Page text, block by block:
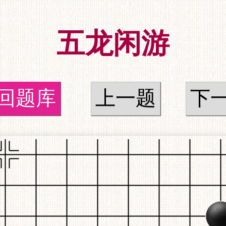
五龙闲游
题库 上一题 下